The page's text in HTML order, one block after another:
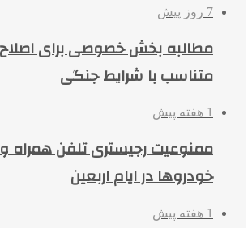
7 روز پیش
مطالبه بخش خصوصی برای
متناسب با شرایط جنگی
1 هفته پیش
ممنوعیت رجیستری تلفن همراه
خودروها در ایام اربعین
1 هفته پیش